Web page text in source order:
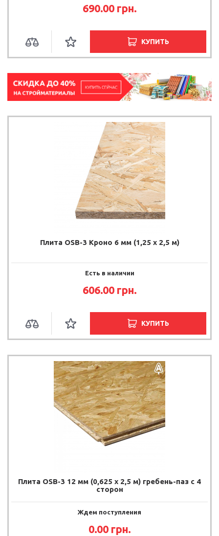
690.00 грн.
КУПИТЬ
Плита OSB-3 Кроно 6 мм (1,25 х 2,5 м)
Есть в наличии
606.00 грн.
КУПИТЬ
Плита OSB-3 12 мм (0,625 х 2,5 м) гребень-паз с 4
сторон
Ждем поступления
0.00 грн.